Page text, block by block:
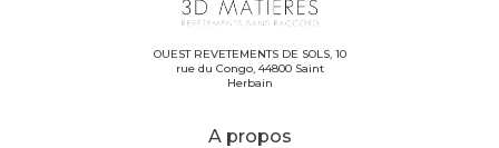
OUEST REVETEMENTS DE SOLS, 10
rue du Congo, 44800 Saint
Herbain
A propos